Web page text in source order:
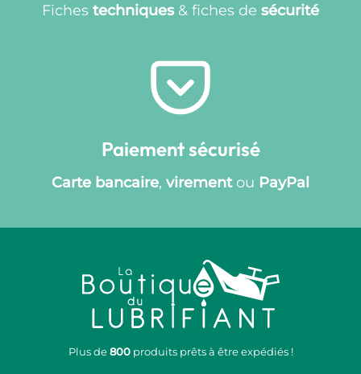
Fiches techniques& fiches de sécurité
Paiement sécurisé
Carte bancaire, virementou PayPal
Plus de800produits prêts à être expédiés !